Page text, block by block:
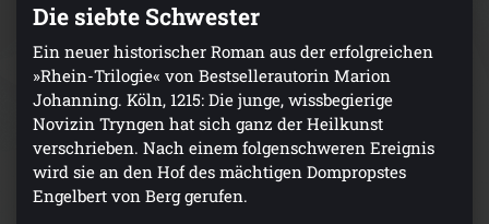
Die siebte Schwester
Ein neuer historischer Roman aus der erfolgreichen
»Rhein-Trilogie« von Bestsellerautorin Marion
Johanning. Köln, 1215: Die junge, wissbegierige
Novizin Tryngen hat sich ganz der Heilkunst
verschrieben. Nach einem folgenschweren Ereignis
wird sie an den Hof des mächtigen Dompropstes
Engelbert von Berg gerufen.